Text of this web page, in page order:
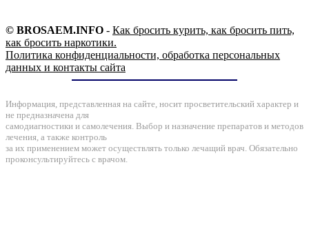
© BROSAEM.INFO - Как бросить курить, как бросить пить,
как бросить наркотики.
Политика конфиденциальности, обработка персональных
данных и контакты сайта
Информация, представленная на сайте, носит просветительский характер и
не предназначена для
самодиагностики и самолечения. Выбор и назначение препаратов и методов
лечения, а также контроль
за их применением может осуществлять только лечащий врач. Обязательно
проконсультируйтесь с врачом.